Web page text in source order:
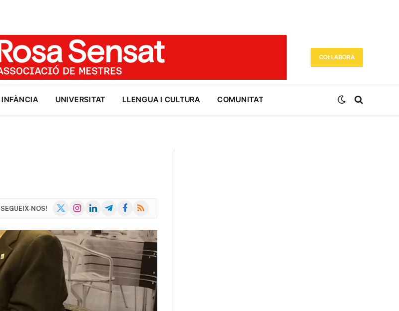
COL·LABORA
UNIVERSITAT LLENGUA I CULTURA COMUNITAT
SEGUEIX-NOS!
X
InstagramLinkedInTelegramFacebook
RSS